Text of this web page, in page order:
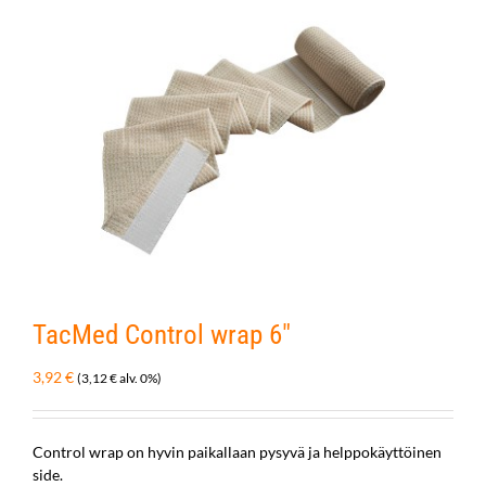
TacMed Control wrap 6″
3,92€ (3,12€alv. 0%)
Control wrap on hyvin paikallaan pysyvä ja helppokäyttöinen
side.